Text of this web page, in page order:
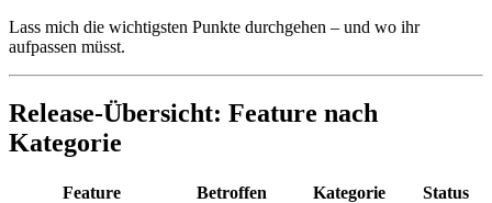
Lass mich die wichtigsten Punkte durchgehen – und wo ihr
aufpassen müsst.
Release-Übersicht: Feature nach
Kategorie
Feature Betroffen Kategorie
Status